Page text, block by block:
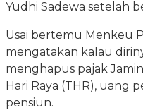
Yudhi Sadewa setelah
Usai bertemu Menkeu
mengatakan kalau
menghapus pajak
Hari Raya (THR), uang
pensiun.